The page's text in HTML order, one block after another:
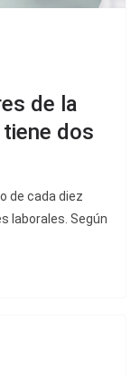
de la
dos
de cada diez
laborales. Según